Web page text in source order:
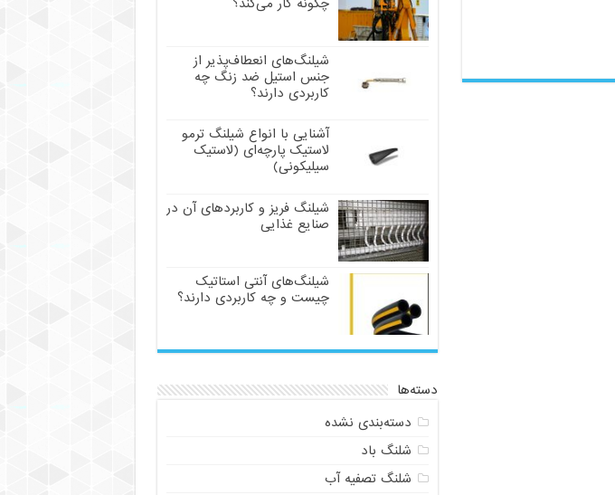
شیلنگ‌های انعطاف‌پذیر از
جنس استیل ضد زنگ چه
کاربردی دارند؟
آشنایی با انواع شیلنگ ترمو
لاستیک پارچه‌ای (لاستیک
سیلیکونی)
شیلنگ فریز و کاربردهای آن در
صنایع غذایی
شیلنگ‌های آنتی استاتیک
چیست و چه کاربردی دارند؟
دسته‌ها
دسته‌بندی نشده
شلنگ باد
شلنگ تصفیه آب